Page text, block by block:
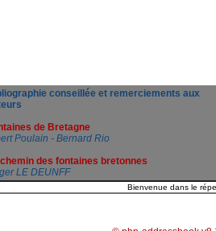
conseillée et remerciements aux
de Bretagne
Poulain - Bernard Rio
chemin des fontaines bretonnes
LE DEUNFF